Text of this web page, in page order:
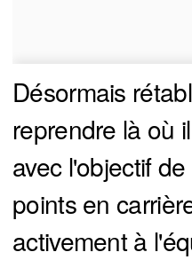
Désormais
reprendre là où
avec l'objectif
points en
activement à